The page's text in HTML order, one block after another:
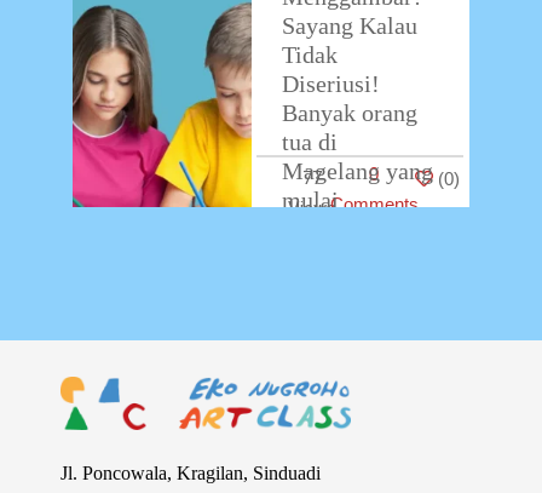
Sayang Kalau
Tidak
Diseriusi!
Banyak orang
tua di
Magelang yang
mulai
sejak dini.
Apalagi kalau
anak
77
0
Comments
(0)
Jl. Poncowala, Kragilan, Sinduadi